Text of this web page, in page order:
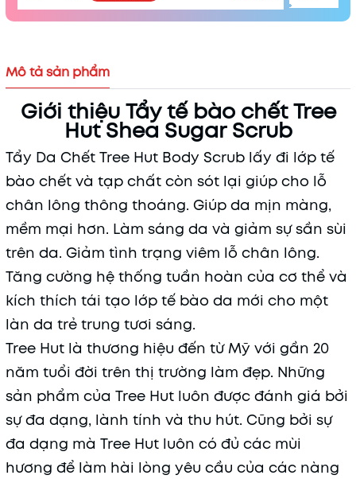
Mô tả sản phẩm
Giới thiệu Tẩy tế bào chết Tree
Hut Shea Sugar Scrub
Tẩy Da Chết Tree Hut Body Scrub lấy đi lớp tế
bào chết và tạp chất còn sót lại giúp cho lỗ
chân lông thông thoáng. Giúp da mịn màng,
mềm mại hơn. Làm sáng da và giảm sự sần sùi
trên da. Giảm tình trạng viêm lỗ chân lông.
Tăng cường hệ thống tuần hoàn của cơ thể và
kích thích tái tạo lớp tế bào da mới cho một
làn da trẻ trung tươi sáng.
Tree Hut là thương hiệu đến từ Mỹ với gần 20
năm tuổi đời trên thị trường làm đẹp. Những
sản phẩm của Tree Hut luôn được đánh giá bởi
sự đa dạng, lành tính và thu hút. Cũng bởi sự
đa dạng mà Tree Hut luôn có đủ các mùi
hương để làm hài lòng yêu cầu của các nàng